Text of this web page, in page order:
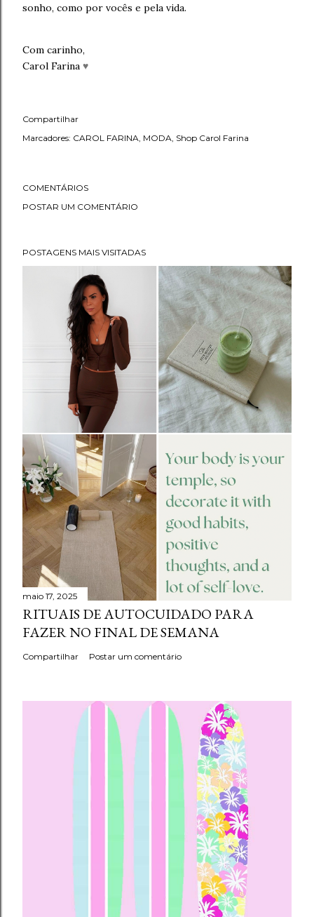
sonho, como por vocês e pela vida.
Com carinho,
Carol Farina ♥
Compartilhar
Marcadores: CAROL FARINA MODA Shop Carol Farina
COMENTÁRIOS
POSTAR UM COMENTÁRIO
POSTAGENS MAIS VISITADAS
maio 17, 2025
RITUAIS DE AUTOCUIDADO PARA
FAZER NO FINAL DE SEMANA
Compartilhar Postar um comentário